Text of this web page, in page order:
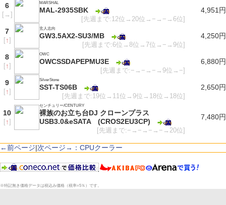
6
[→ ]
MARSHAL
MAL-2935SBK
[先週まで:12位→20位→−→−→6位]
4,951円
7
[↑]
玄人志向
GW3.5AX2-SU3/MB
[先週まで:6位→8位→7位→−→9位]
4,250円
8
[↑]
OWC
OWCSSDAPEPMU3E
[先週まで:−→−→−→9位→−]
6,880円
9
[↑]
SilverStone
SST-TS06B
[先週まで:19位→11位→9位→18位→18位]
2,650円
10
[↑]
センチュリー/CENTURY
裸族のお立ち台DJ クローンプラス
USB3.0&eSATA (CROS2EU3CP)
[先週まで:−→−→−→−→20位]
7,480円
←前ページ|次ページ→：CPUクーラー
※特記無き価格データは税込み価格（税率=5％）です。